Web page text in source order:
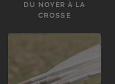
DU NOYER À LA
CROSSE